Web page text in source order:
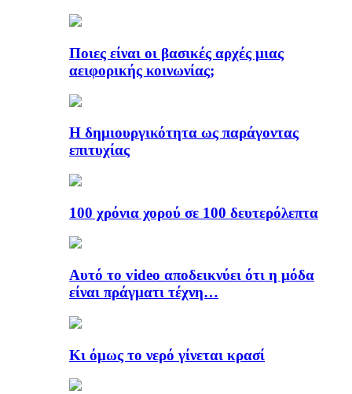
Ποιες είναι οι βασικές αρχές μιας
αειφορικής κοινωνίας;
Η δημιουργικότητα ως παράγοντας
επιτυχίας
100 χρόνια χορού σε 100 δευτερόλεπτα
Αυτό το video αποδεικνύει ότι η μόδα
είναι πράγματι τέχνη…
Κι όμως το νερό γίνεται κρασί